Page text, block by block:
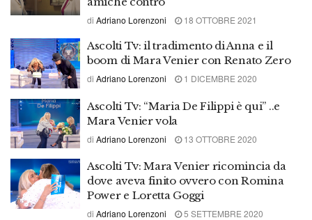
di Adriano Lorenzoni 18 OTTOBRE 2021
Ascolti Tv: il tradimento di Anna e il
boom di Mara Venier con Renato Zero
di Adriano Lorenzoni 1 DICEMBRE 2020
Ascolti Tv: “Maria De Filippi è qui” ..e
Mara Venier vola
di Adriano Lorenzoni 13 OTTOBRE 2020
Ascolti Tv: Mara Venier ricomincia da
dove aveva finito ovvero con Romina
Power e Loretta Goggi
di Adriano Lorenzoni 5 SETTEMBRE 2020